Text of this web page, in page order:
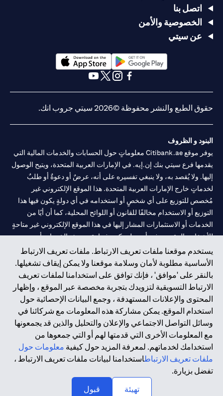
يستخدم موقعنا ملفات تعريف الارتباط. ملفات تعريف الارتباط
الأساسية مطلوبة لأمان وسلامة موقعنا ولا يمكن إيقاف تشغيلها.
بالنقر على 'موافق' ، فإنك توافق على استخدامنا لملفات تعريف
الارتباط التسويقية لتزويدك بتجربة مخصصة عبر الموقع ، وإظهار
المحتوى والإعلانات المستهدفة ، وجمع البيانات الإحصائية حول
استخدام الموقع. يمكن مشاركة هذه المعلومات مع شركائنا في
وسائل التواصل الاجتماعي والإعلان والتحليل والذين قد يجمعونها
مع المعلومات الأخرى التي قدمتها لهم أو التي جمعوها من
استخدامك لخدماتهم. لمعرفة المزيد حول كيفية معلومات حول
ملفات تعريف الارتباطاستخدامنا لبيانات ملفات تعريف الارتباط ،
تفضل بزيارة.
تهيئة
قبول
اتصل بنا
الخصوصية والأمن
عن سيتي
opens in a new tab
opens in a new tab
حقوق الطبع والنشر محفوظة ©2026 سيتي جروب انك.
البنود و الظروف
يوفر موقع Citibank.ae معلوماتٍ حول الحسابات والخدمات المالية التي
يقدمها فرع سيتي بنك إن.إيه. في الإمارات العربية المتحدة، ويتيح الوصول
إليها. ولا يُقصد به، ولا ينبغي تفسيره على أنه، عرضٌ أو دعوةٌ أو طلبٌ
لخدماتٍ خارج الإمارات العربية المتحدة. هذا الموقع الإلكتروني غير
مُخصص للتوزيع على أي شخصٍ أو استخدامه في أي دولةٍ يكون فيها هذا
التوزيع أو الاستخدام مخالفًا للقانون أو اللوائح المحلية، كما أن أيًا من
الخدمات أو الاستثمارات المشار إليها في هذا الموقع الإلكتروني غير متاحةٍ
للأشخاص المقيمين في أي دولةٍ يكون فيها تقديم هذه الخدمات أو
الاستثمارات مخالفًا للقانون أو اللوائح المحلية.
سيتي بنك هي علامة خدمة لشركة Citigroup Inc. أو .Citibank N.A ،
مستخدمة ومسجلة في جميع أنحاء العالم.
سيتي بنك إن. إيه. الإمارات مسجل لدى مصرف الإمارات المركزي تحت
أرقام التراخيص 202563 لفرع الوصل في دبي، 531989 لفرع مول
الإمارات في دبي، و CN-1002019 لفرع أبوظبي. هاتف: 4000 311 04.
فرع سيتي بنك إن إيه - الإمارات العربية المتحدة مرخص من مصرف
الإمارات العربية المتحدة المركزي كفرع لبنك أجنبي.
سيتي بنك إن إيه الإمارات العربية المتحدة مرخص من هيئة الأوراق المالية
والسلع في الإمارات العربية المتحدة ("SCA") للقيام بالنشاط المالي لـ أ)
الاستشارات المالية والتعريف والترويج بموجب ترخيص رقم